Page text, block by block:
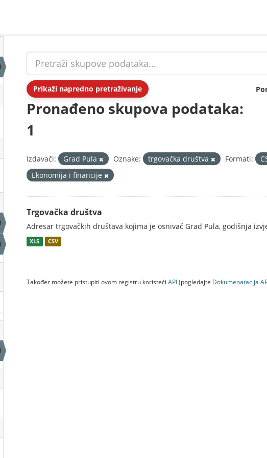
Prikaži napredno pretraživanje
Pronađeno skupova podataka:
1
Izdavači: Grad Pula Oznake: trgovačka društva Formati:
Ekonomija i financije
Trgovačka društva
Adresar trgovačkih društava kojima je osnivač Grad Pula, godišnja
XLS CSV
Također možete pristupiti ovom registru koristeći API(pogledajte Dokumenаtаcijа